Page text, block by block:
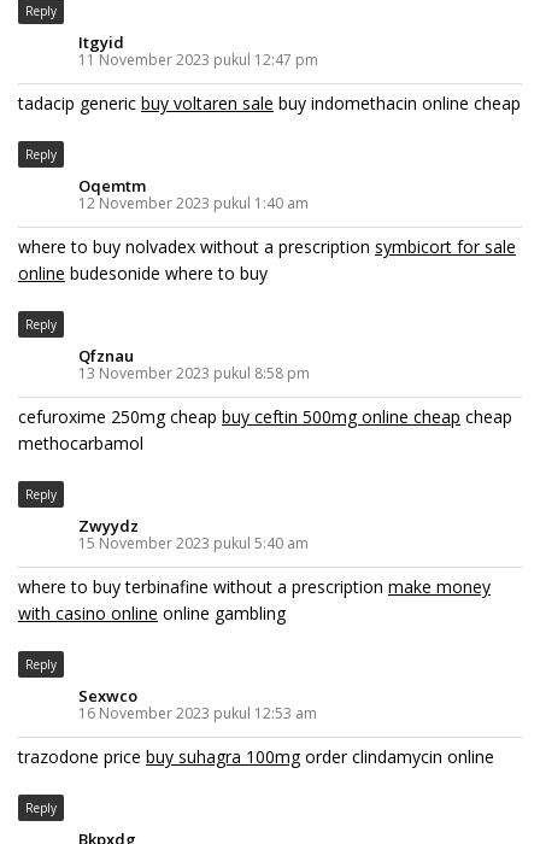
Reply
Itgyid
11 November 2023 pukul 12:47 pm
tadacip generic buy voltaren sale buy indomethacin online cheap
Reply
Oqemtm
12 November 2023 pukul 1:40 am
where to buy nolvadex without a prescription symbicort for sale
online budesonide where to buy
Reply
Qfznau
13 November 2023 pukul 8:58 pm
cefuroxime 250mg cheap buy ceftin 500mg online cheap cheap
methocarbamol
Reply
Zwyydz
15 November 2023 pukul 5:40 am
where to buy terbinafine without a prescription make money
with casino online online gambling
Reply
Sexwco
16 November 2023 pukul 12:53 am
trazodone price buy suhagra 100mgorder clindamycin online
Reply
Bkpxdg